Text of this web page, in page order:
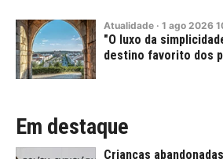
Atualidade · 1 ago 2026
"O luxo da
destino favorito dos
Em destaque
Crianças